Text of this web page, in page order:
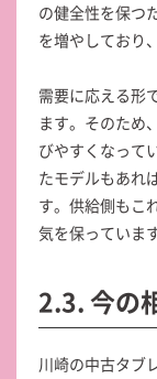
の健全性を保つ
を増やしており
需要に応える形
ます。そのため
びやすくなって
たモデルもあれ
す。供給側もこ
気を保っています
2.3. 今の
川崎の中古タブ